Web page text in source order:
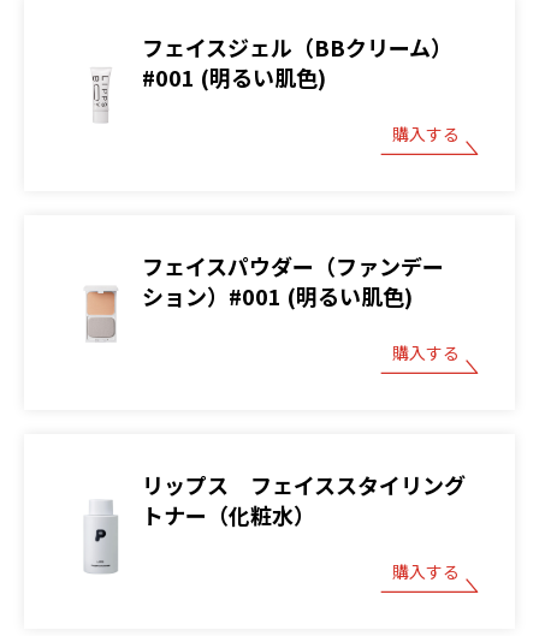
フェイスジェル（BBクリーム）
#001 (明るい肌色)
購入する
フェイスパウダー（ファンデー
ション）#001 (明るい肌色)
購入する
リップス フェイススタイリング
トナー（化粧水）
購入する